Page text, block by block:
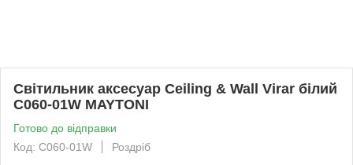
Світильник аксесуар Ceiling & Wall Virar білий
C060-01W MAYTONI
Готово до відправки
Код: C060-01W
Роздріб